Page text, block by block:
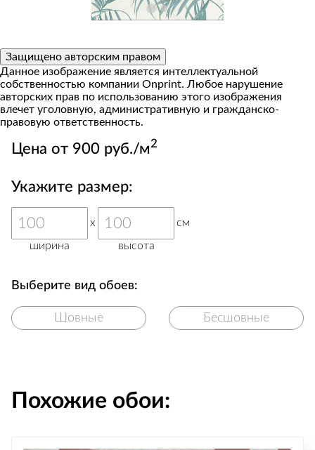
Защищено авторским правом
Данное изображение является интеллектуальной
собственностью компании Onprint. Любое нарушение
авторских прав по использованию этого изображения
влечет уголовную, административную и гражданско-
правовую ответственность.
Цена от 900 руб./м2
Укажите размер:
ширина
x
высота
см
Выберите вид обоев:
Шовные Бесшовные
Похожие обои: